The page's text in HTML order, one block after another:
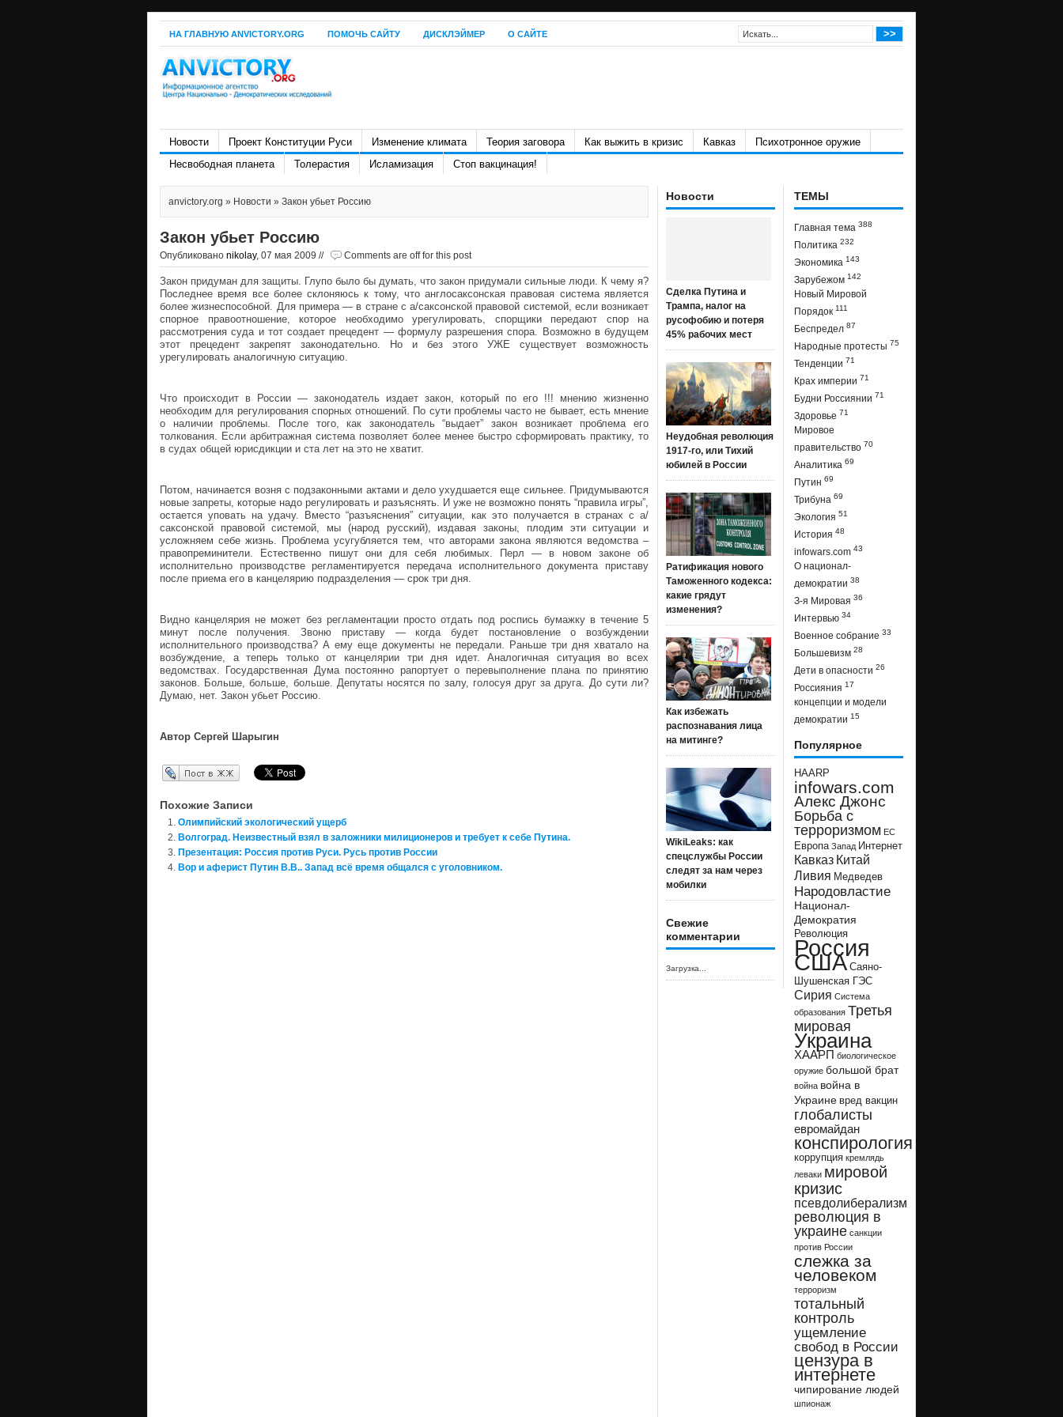
НА ГЛАВНУЮ ANVICTORY.ORG ПОМОЧЬ САЙТУ ДИСКЛЭЙМЕР О САЙТЕ
Новости Проект Конституции Руси Изменение климата Теория заговора Как выжить в кризис Кавказ
Психотронное оружие
Несвободная планета
Толерастия Исламизация Стоп вакцинация!
anvictory.org » Новости » Закон убьет Россию
Закон убьет Россию
Опубликовано nikolay, 07 мая 2009 // Comments are off for this post
Закон придуман для защиты. Глупо было бы думать, что закон придумали сильные люди. К чему я?
Последнее время все более склоняюсь к тому, что англосаксонская правовая система является
более жизнеспособной. Для примера — в стране с а/саксонской правовой системой, если возникает
спорное правоотношение, которое необходимо урегулировать, спорщики передают спор на
рассмотрения суда и тот создает прецедент — формулу разрешения спора. Возможно в будущем
этот прецедент закрепят законодательно. Но и без этого УЖЕ существует возможность
урегулировать аналогичную ситуацию.
Что происходит в России — законодатель издает закон, который по его !!! мнению жизненно
необходим для регулирования спорных отношений. По сути проблемы часто не бывает, есть мнение
о наличии проблемы. После того, как законодатель “выдает” закон возникает проблема его
толкования. Если арбитражная система позволяет более менее быстро сформировать практику, то
в судах общей юрисдикции и ста лет на это не хватит.
Потом, начинается возня с подзаконными актами и дело ухудшается еще сильнее. Придумываются
новые запреты, которые надо регулировать и разъяснять. И уже не возможно понять “правила игры”,
остается уповать на удачу. Вместо “разъяснения” ситуации, как это получается в странах с а/
саксонской правовой системой, мы (народ русский), издавая законы, плодим эти ситуации и
усложняем себе жизнь. Проблема усугубляется тем, что авторами закона являются ведомства –
правопреминители. Естественно пишут они для себя любимых. Перл — в новом законе об
исполнительно производстве регламентируется передача исполнительного документа приставу
после приема его в канцелярию подразделения — срок три дня.
Видно канцелярия не может без регламентации просто отдать под роспись бумажку в течение 5
минут после получения. Звоню приставу — когда будет постановление о возбуждении
исполнительного производства? А ему еще документы не передали. Раньше три дня хватало на
возбуждение, а теперь только от канцелярии три дня идет. Аналогичная ситуация во всех
ведомствах. Государственная Дума постоянно рапортует о перевыполнение плана по принятию
законов. Больше, больше, больше. Депутаты носятся по залу, голосуя друг за друга. До сути ли?
Думаю, нет. Закон убьет Россию.
Автор Сергей Шарыгин
Перепост в ЖЖ
Похожие Записи
Олимпийский экологический ущерб
Волгоград. Неизвестный взял в заложники милиционеров и требует к себе Путина.
Презентация: Россия против Руси. Русь против России
Вор и аферист Путин В.В.. Запад всё время общался с уголовником.
Новости
Сделка Путина и
Трампа, налог на
русофобию и потеря
45% рабочих мест
Неудобная революция
1917-го, или Тихий
юбилей в России
Ратификация нового
Таможенного кодекса:
какие грядут
изменения?
Как избежать
распознавания лица
на митинге?
WikiLeaks: как
спецслужбы России
следят за нам через
мобилки
Свежие
комментарии
Загрузка...
ТЕМЫ
Главная тема 388
Политика 232
Экономика 143
Зарубежом 142
Новый Мировой
Порядок 111
Беспредел 87
Народные протесты 75
Тенденции 71
Крах империи 71
Будни Россиянии 71
Здоровье 71
Мировое
правительство 70
Аналитика 69
Путин 69
Трибуна 69
Экология 51
История 48
infowars.com 43
О национал-
демократии 38
З-я Мировая 36
Интервью 34
Военное собрание 33
Большевизм 28
Дети в опасности 26
Россияния 17
концепции и модели
демократии 15
Популярное
HAARP
infowars.com
Алекс Джонс
Борьба с
терроризмом ЕС
Европа Запад Интернет
Кавказ Китай
Ливия Медведев
Народовластие
Национал-
Демократия
Революция
Россия
США Саяно-
Шушенская ГЭС
Сирия Система
образования Третья
мировая
Украина
ХААРП биологическое
оружие большой брат
война война в
Украине вред вакцин
глобалисты
евромайдан
конспирология
коррупция кремлядь
леваки мировой
кризис
псевдолиберализм
революция в
украине санкции
против России
слежка за
человеком
терроризм
тотальный
контроль
ущемление
свобод в России
цензура в
интернете
чипирование людей
шпионаж